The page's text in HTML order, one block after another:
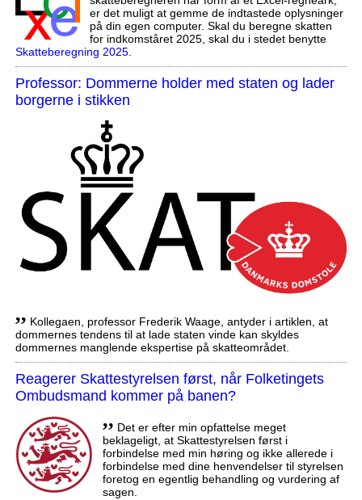
er det muligt at gemme de indtastede oplysninger
på din egen computer. Skal du beregne skatten
for indkomståret 2025, skal du i stedet benytte
Skatteberegning 2025.
Professor: Dommerne holder med staten og lader
borgerne i stikken
,, Kollegaen, professor Frederik Waage, antyder i artiklen, at
dommernes tendens til at lade staten vinde kan skyldes
dommernes manglende ekspertise på skatteområdet.
Reagerer Skattestyrelsen først, når Folketingets
Ombudsmand kommer på banen?
,, Det er efter min opfattelse meget
beklageligt, at Skattestyrelsen først i
forbindelse med min høring og ikke allerede i
forbindelse med dine henvendelser til styrelsen
foretog en egentlig behandling og vurdering af
sagen.